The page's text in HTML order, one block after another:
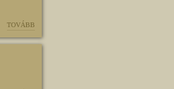
TOVÁBB